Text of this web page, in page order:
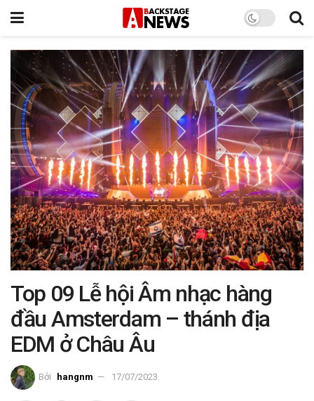
Top 09 Lễ hội Âm nhạc hàng
đầu Amsterdam – thánh địa
EDM ở Châu Âu
Bởi hangnm 17/07/2023